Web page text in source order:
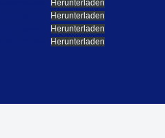
Herunterladen
Herunterladen
Herunterladen
Herunterladen